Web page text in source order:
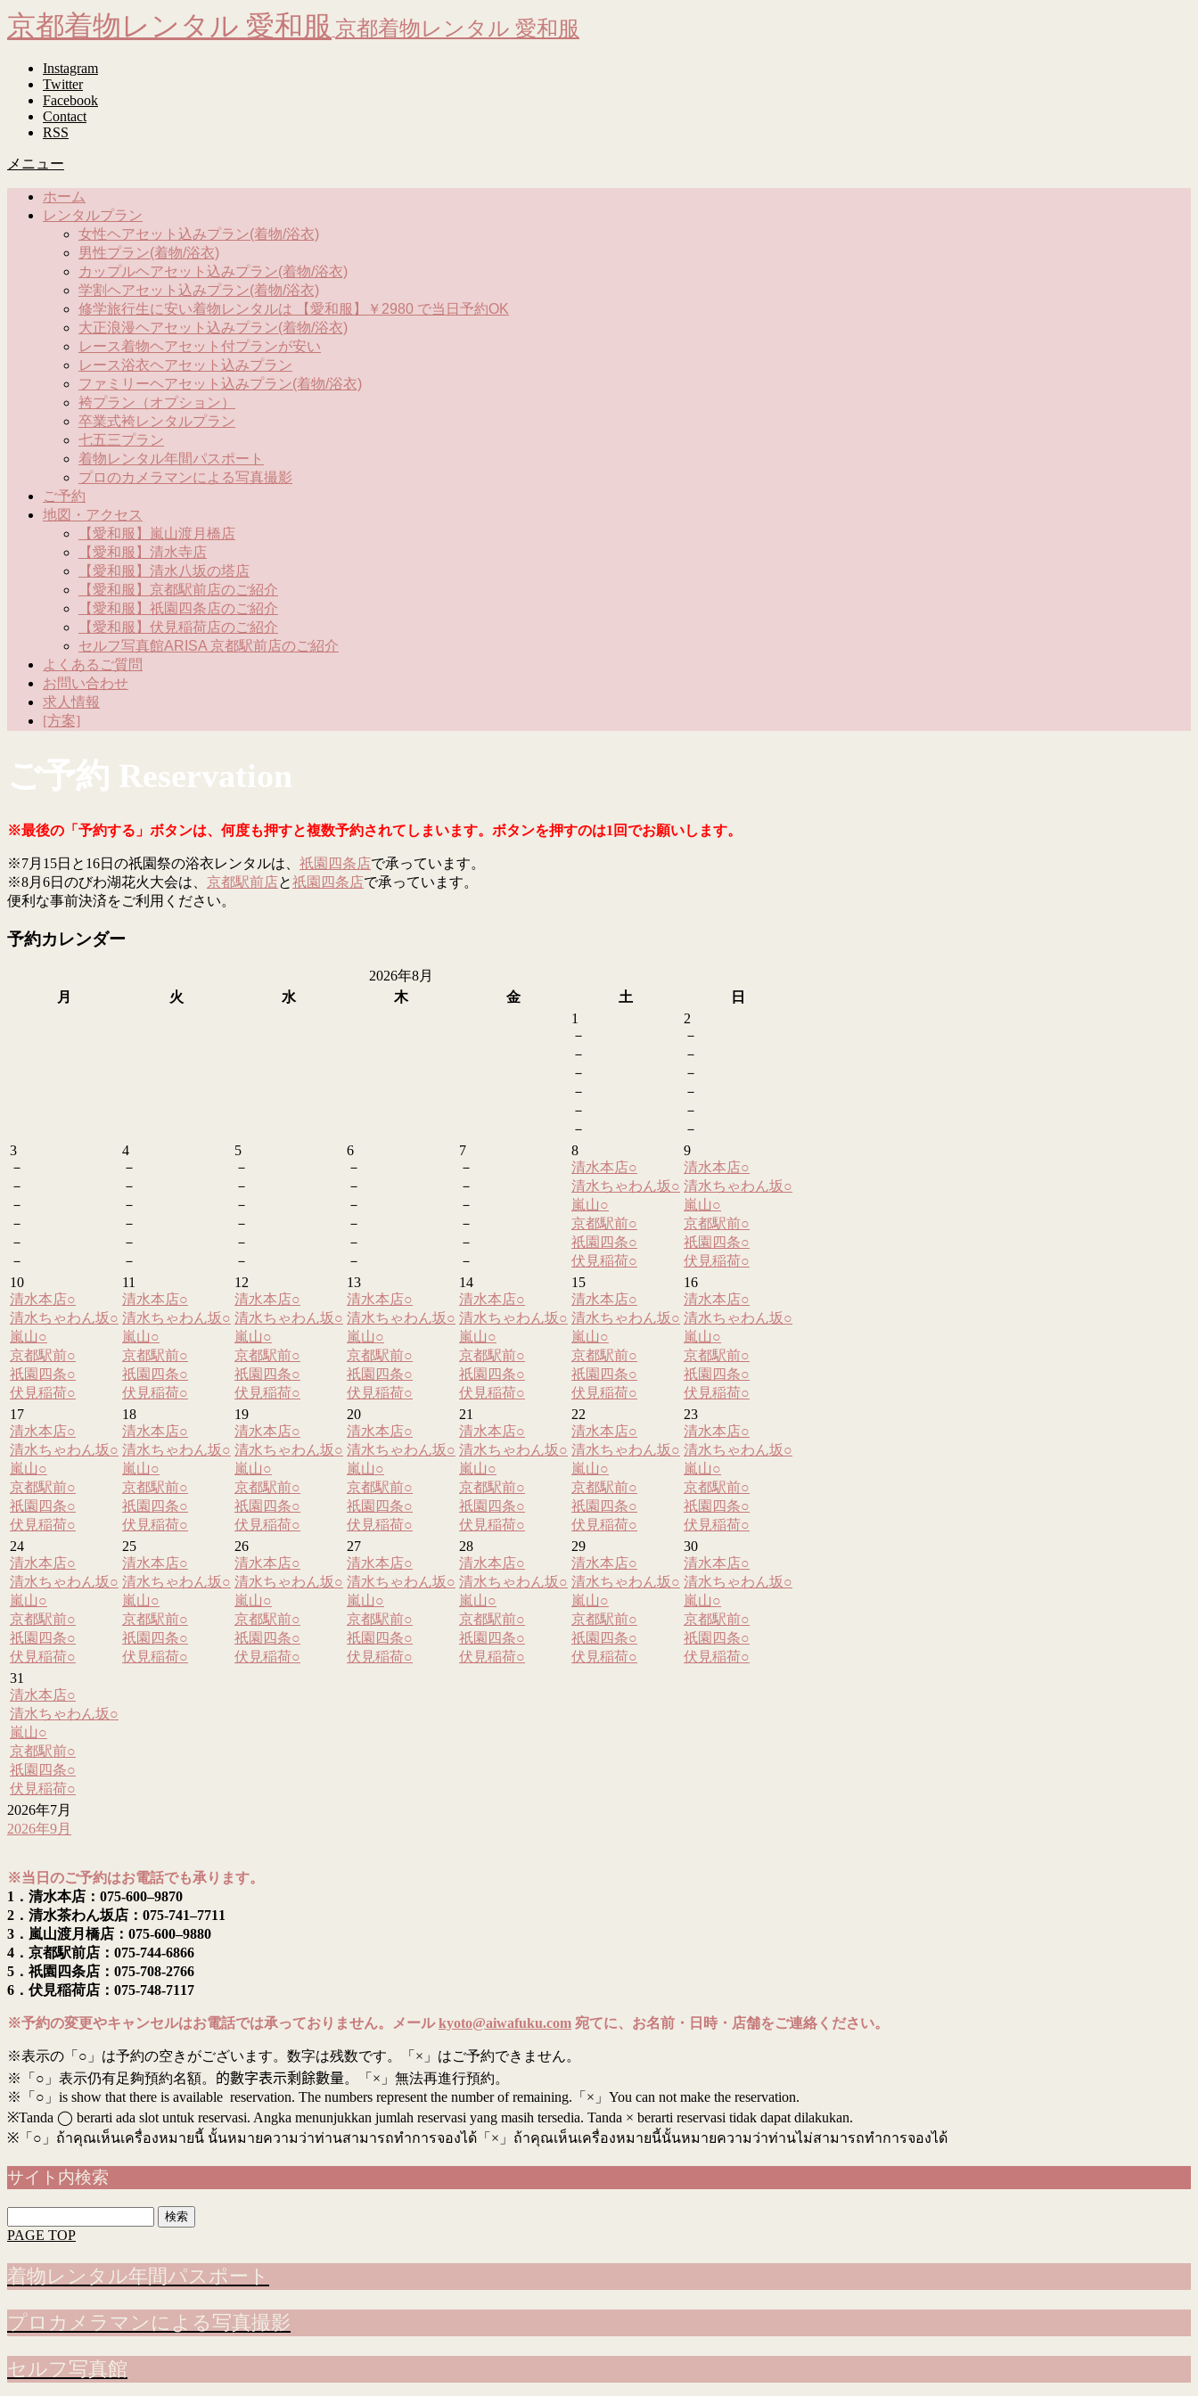
京都着物レンタル 愛和服 京都着物レンタル 愛和服
Instagram
Twitter
Facebook
Contact
RSS
メニュー
ホーム
レンタルプラン
女性ヘアセット込みプラン(着物/浴衣)
男性プラン(着物/浴衣)
カップルヘアセット込みプラン(着物/浴衣)
学割ヘアセット込みプラン(着物/浴衣)
修学旅行生に安い着物レンタルは 【愛和服】￥2980 で当日予約OK
大正浪漫ヘアセット込みプラン(着物/浴衣)
レース着物ヘアセット付プランが安い
レース浴衣ヘアセット込みプラン
ファミリーヘアセット込みプラン(着物/浴衣)
袴プラン（オプション）
卒業式袴レンタルプラン
七五三プラン
着物レンタル年間パスポート
プロのカメラマンによる写真撮影
ご予約
地図・アクセス
【愛和服】嵐山渡月橋店
【愛和服】清水寺店
【愛和服】清水八坂の塔店
【愛和服】京都駅前店のご紹介
【愛和服】祇園四条店のご紹介
【愛和服】伏見稲荷店のご紹介
セルフ写真館ARISA 京都駅前店のご紹介
よくあるご質問
お問い合わせ
求人情報
[方案]
ご予約 Reservation
※最後の「予約する」ボタンは、何度も押すと複数予約されてしまいます。ボタンを押すのは1回でお願いします。
※7月15日と16日の祇園祭の浴衣レンタルは、 祇園四条店で承っています。
※8月6日のびわ湖花火大会は、 京都駅前店と祇園四条店で承っています。
便利な事前決済をご利用ください。
予約カレンダー
2026年8月
月
火 水 木 金 土
日
1
－
－
－
－
－
－
2
－
－
－
－
－
－
3
－
－
－
－
－
－
4
－
－
－
－
－
－
5
－
－
－
－
－
－
6
－
－
－
－
－
－
7
－
－
－
－
－
－
8
清水本店○
清水ちゃわん坂○
嵐山○
京都駅前○
祇園四条○
伏見稲荷○
9
清水本店○
清水ちゃわん坂○
嵐山○
京都駅前○
祇園四条○
伏見稲荷○
10
清水本店○
清水ちゃわん坂○
嵐山○
京都駅前○
祇園四条○
伏見稲荷○
11
清水本店○
清水ちゃわん坂○
嵐山○
京都駅前○
祇園四条○
伏見稲荷○
12
清水本店○
清水ちゃわん坂○
嵐山○
京都駅前○
祇園四条○
伏見稲荷○
13
清水本店○
清水ちゃわん坂○
嵐山○
京都駅前○
祇園四条○
伏見稲荷○
14
清水本店○
清水ちゃわん坂○
嵐山○
京都駅前○
祇園四条○
伏見稲荷○
15
清水本店○
清水ちゃわん坂○
嵐山○
京都駅前○
祇園四条○
伏見稲荷○
16
清水本店○
清水ちゃわん坂○
嵐山○
京都駅前○
祇園四条○
伏見稲荷○
17
清水本店○
清水ちゃわん坂○
嵐山○
京都駅前○
祇園四条○
伏見稲荷○
18
清水本店○
清水ちゃわん坂○
嵐山○
京都駅前○
祇園四条○
伏見稲荷○
19
清水本店○
清水ちゃわん坂○
嵐山○
京都駅前○
祇園四条○
伏見稲荷○
20
清水本店○
清水ちゃわん坂○
嵐山○
京都駅前○
祇園四条○
伏見稲荷○
21
清水本店○
清水ちゃわん坂○
嵐山○
京都駅前○
祇園四条○
伏見稲荷○
22
清水本店○
清水ちゃわん坂○
嵐山○
京都駅前○
祇園四条○
伏見稲荷○
23
清水本店○
清水ちゃわん坂○
嵐山○
京都駅前○
祇園四条○
伏見稲荷○
24
清水本店○
清水ちゃわん坂○
嵐山○
京都駅前○
祇園四条○
伏見稲荷○
25
清水本店○
清水ちゃわん坂○
嵐山○
京都駅前○
祇園四条○
伏見稲荷○
26
清水本店○
清水ちゃわん坂○
嵐山○
京都駅前○
祇園四条○
伏見稲荷○
27
清水本店○
清水ちゃわん坂○
嵐山○
京都駅前○
祇園四条○
伏見稲荷○
28
清水本店○
清水ちゃわん坂○
嵐山○
京都駅前○
祇園四条○
伏見稲荷○
29
清水本店○
清水ちゃわん坂○
嵐山○
京都駅前○
祇園四条○
伏見稲荷○
30
清水本店○
清水ちゃわん坂○
嵐山○
京都駅前○
祇園四条○
伏見稲荷○
31
清水本店○
清水ちゃわん坂○
嵐山○
京都駅前○
祇園四条○
伏見稲荷○
2026年7月
2026年9月
※当日のご予約はお電話でも承ります。
1．清水本店：075-600–9870
2．清水茶わん坂店：075-741–7711
3．嵐山渡月橋店：075-600–9880
4．京都駅前店：075-744-6866
5．祇園四条店：075-708-2766
6．伏見稲荷店：075-748-7117
※予約の変更やキャンセルはお電話では承っておりません。メールkyoto@aiwafuku.com 宛てに、お名前・日時・店舗をご連絡ください。
※表示の「○」は予約の空きがございます。数字は残数です。「×」はご予約できません。
※「○」表示仍有足夠預約名額。 的數字表示剩餘數量。「×」無法再進行預約。
※「○」is show that there is available reservation. The numbers represent the number of remaining.「×」You can not make the reservation.
※Tanda ◯ berarti ada slot untuk reservasi. Angka menunjukkan jumlah reservasi yang masih tersedia. Tanda × berarti reservasi tidak dapat dilakukan.
※ 「○」ถ้าคุณเห็นเครื่องหมายนี้ นั้นหมายความว่าท่านสามารถทำการจองได้「×」ถ้าคุณเห็นเครื่องหมายนี้นั้นหมายความว่าท่านไม่สามารถทำการจองได้
サイト内検索
索:
PAGE TOP
着物レンタル年間パスポート
プロカメラマンによる写真撮影
セルフ写真館